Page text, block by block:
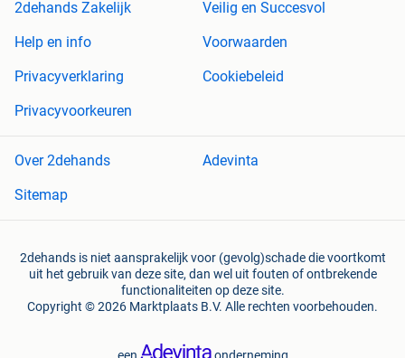
2dehands Zakelijk
Veilig en Succesvol
Help en info
Voorwaarden
Privacyverklaring
Cookiebeleid
Privacyvoorkeuren
Over 2dehands
Adevinta
Sitemap
2dehands is niet aansprakelijk voor (gevolg)schade die voortkomt
uit het gebruik van deze site, dan wel uit fouten of ontbrekende
functionaliteiten op deze site.
Copyright © 2026 Marktplaats B.V. Alle rechten voorbehouden.